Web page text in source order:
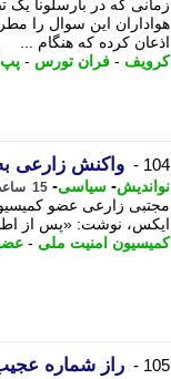
زمانی که در بارسلونا
هواداران این سوال را
اذعان کرده که هنگام ...
کرویف - فران تورس - پپ
104 - واکنش زارعی
نواندیش- سیاسی- 15 ساعت پیش - پنجشنبه 15 مرداد 1405، 10:36
مجتبی زارعی عضو
ایکس، نوشت: «پس از
کمیسیون امنیت ملی -
105 - راز شماره